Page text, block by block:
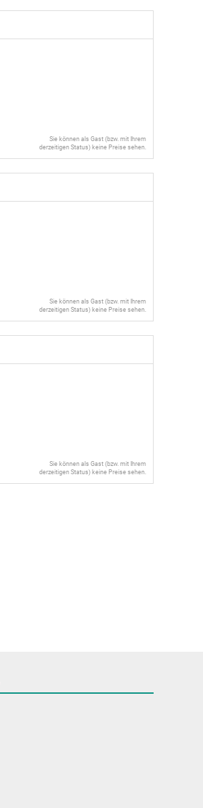
Sie können als Gast (bzw. mit Ihrem
derzeitigen Status) keine Preise sehen.
Sie können als Gast (bzw. mit Ihrem
derzeitigen Status) keine Preise sehen.
Sie können als Gast (bzw. mit Ihrem
derzeitigen Status) keine Preise sehen.